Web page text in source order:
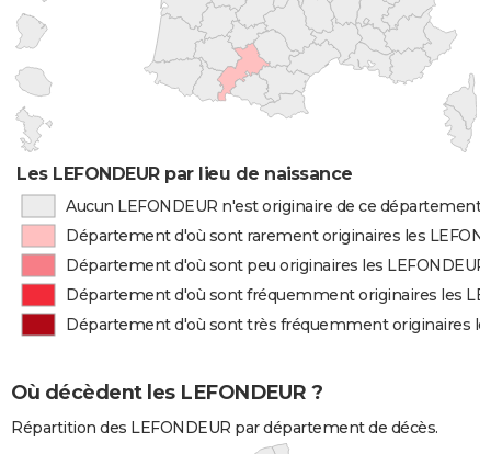
Les LEFONDEUR par lieu de naissance
Aucun LEFONDEUR n'est originaire de ce département
Département d'où sont rarement originaires les
Département d'où sont peu originaires les LEFONDEUR
Département d'où sont fréquemment originaires les
Département d'où sont très fréquemment originaires
Où décèdent les LEFONDEUR ?
Répartition des LEFONDEUR par département de décès.